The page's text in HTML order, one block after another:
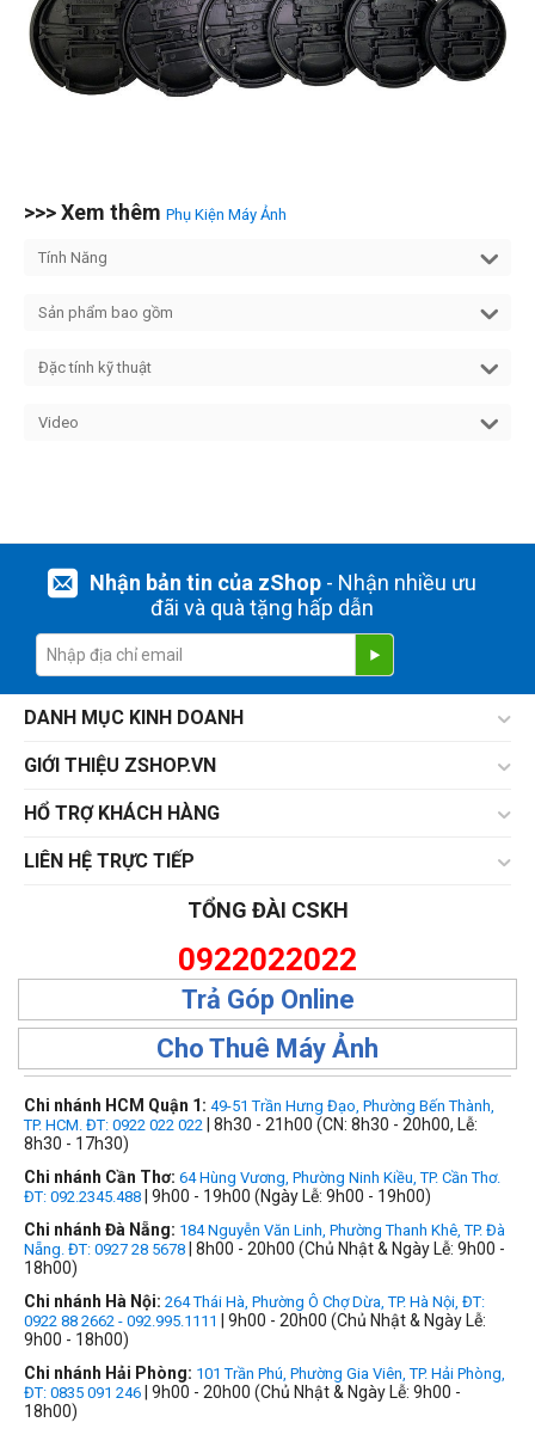
>>> Xem thêm Phụ Kiện Máy Ảnh
Tính Năng
Sản phẩm bao gồm
Đặc tính kỹ thuật
Video
Nhận bản tin của zShop- Nhận nhiều ưu
đãi và quà tặng hấp dẫn
DANH MỤC KINH DOANH
GIỚI THIỆU ZSHOP.VN
HỔ TRỢ KHÁCH HÀNG
LIÊN HỆ TRỰC TIẾP
TỔNG ĐÀI CSKH
0922022022
Trả Góp Online
Cho Thuê Máy Ảnh
Chi nhánh HCM Quận 1: 49-51 Trần Hưng Đạo, Phường Bến Thành,
TP. HCM. ĐT: 0922 022 022 | 8h30 - 21h00 (CN: 8h30 - 20h00, Lễ:
8h30 - 17h30)
Chi nhánh Cần Thơ: 64 Hùng Vương, Phường Ninh Kiều, TP. Cần Thơ.
ĐT: 092.2345.488 | 9h00 - 19h00 (Ngày Lễ: 9h00 - 19h00)
Chi nhánh Đà Nẵng: 184 Nguyễn Văn Linh, Phường Thanh Khê, TP. Đà
Nẵng. ĐT: 0927 28 5678 | 8h00 - 20h00 (Chủ Nhật & Ngày Lễ: 9h00 -
18h00)
Chi nhánh Hà Nội: 264 Thái Hà, Phường Ô Chợ Dừa, TP. Hà Nội, ĐT:
0922 88 2662 - 092.995.1111
| 9h00 - 20h00 (Chủ Nhật & Ngày Lễ:
9h00 - 18h00)
Chi nhánh Hải Phòng: 101 Trần Phú, Phường Gia Viên, TP. Hải Phòng,
ĐT: 0835 091 246 | 9h00 - 20h00 (Chủ Nhật & Ngày Lễ: 9h00 -
18h00)